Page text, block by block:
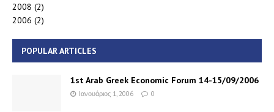
2008 (2)
2006 (2)
POPULAR ARTICLES
1st Arab Greek Economic Forum 14-15/09/2006
Ιανουάριος 1, 2006 0